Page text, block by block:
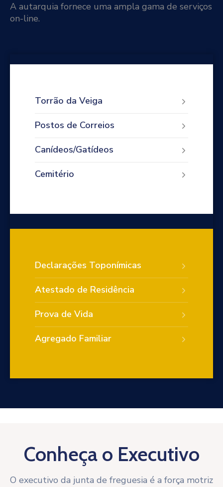
A autarquia fornece uma ampla gama de serviços
on-line.
Torrão da Veiga
Postos de Correios
Canídeos/Gatídeos
Cemitério
Declarações Toponímicas
Atestado de Residência
Prova de Vida
Agregado Familiar
Conheça o Executivo
O executivo da junta de freguesia é a força motriz